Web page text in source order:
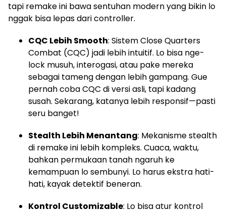
tapi remake ini bawa sentuhan modern yang bikin lo
nggak bisa lepas dari controller.
CQC Lebih Smooth: Sistem Close Quarters
Combat (CQC) jadi lebih intuitif. Lo bisa nge-
lock musuh, interogasi, atau pake mereka
sebagai tameng dengan lebih gampang. Gue
pernah coba CQC di versi asli, tapi kadang
susah. Sekarang, katanya lebih responsif—pasti
seru banget!
Stealth Lebih Menantang: Mekanisme stealth
di remake ini lebih kompleks. Cuaca, waktu,
bahkan permukaan tanah ngaruh ke
kemampuan lo sembunyi. Lo harus ekstra hati-
hati, kayak detektif beneran.
Kontrol Customizable: Lo bisa atur kontrol